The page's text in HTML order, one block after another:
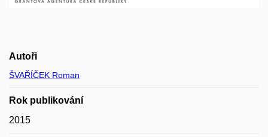
Autoři
ŠVAŘÍČEK Roman
Rok publikování
2015